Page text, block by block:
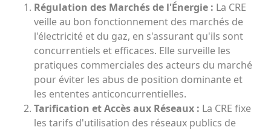
Régulation des Marchés de l'Énergie : La CRE
veille au bon fonctionnement des marchés de
l'électricité et du gaz, en s'assurant qu'ils sont
concurrentiels et efficaces. Elle surveille les
pratiques commerciales des acteurs du marché
pour éviter les abus de position dominante et
les ententes anticoncurrentielles.
Tarification et Accès aux Réseaux : La CRE fixe
les tarifs d'utilisation des réseaux publics de